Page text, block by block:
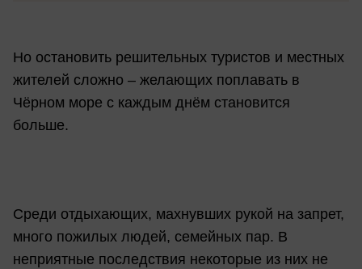
Но остановить решительных туристов и местных
жителей сложно – желающих поплавать в
Чёрном море с каждым днём становится
больше.
Среди отдыхающих, махнувших рукой на запрет,
много пожилых людей, семейных пар. В
неприятные последствия некоторые из них не